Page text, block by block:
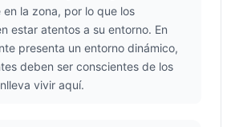
la zona, por lo que los
estar atentos a su entorno. En
presenta un entorno dinámico,
deben ser conscientes de los
vivir aquí.